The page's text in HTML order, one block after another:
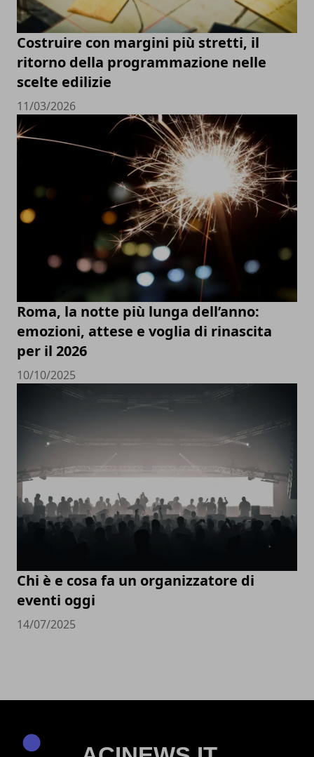
Costruire con margini più stretti, il
ritorno della programmazione nelle
scelte edilizie
11/03/2026
Roma, la notte più lunga dell’anno:
emozioni, attese e voglia di rinascita
per il 2026
10/10/2025
Chi è e cosa fa un organizzatore di
eventi oggi
14/07/2025